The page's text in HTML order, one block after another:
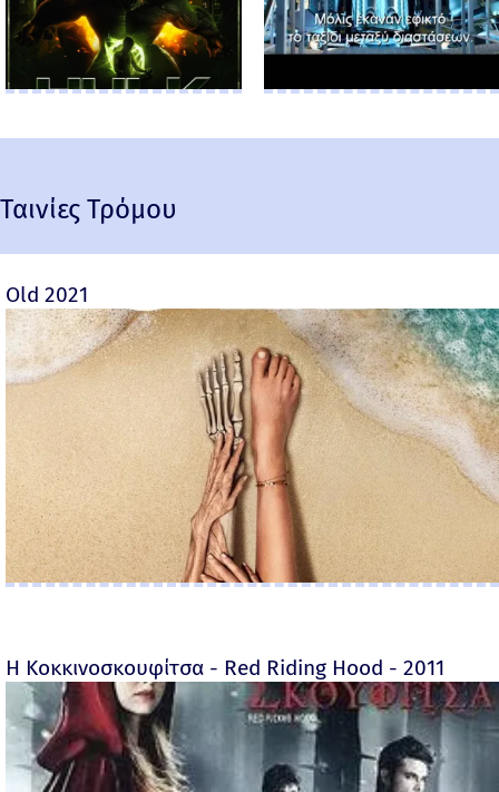
Ταινίες Τρόμου
Old 2021
Η Κοκκινοσκουφίτσα - Red Riding Hood - 2011